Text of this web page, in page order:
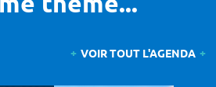
VOIR TOUT L'AGENDA